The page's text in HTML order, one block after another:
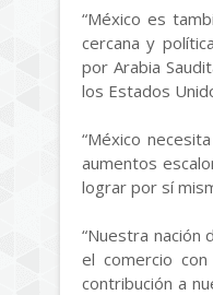
“México es
cercana y
por Arabia
los Estados
“México
aumentos
lograr por sí
“Nuestra
el comercio
contribución a